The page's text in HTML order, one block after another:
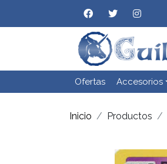
Ofertas Accesorios
Inicio Productos